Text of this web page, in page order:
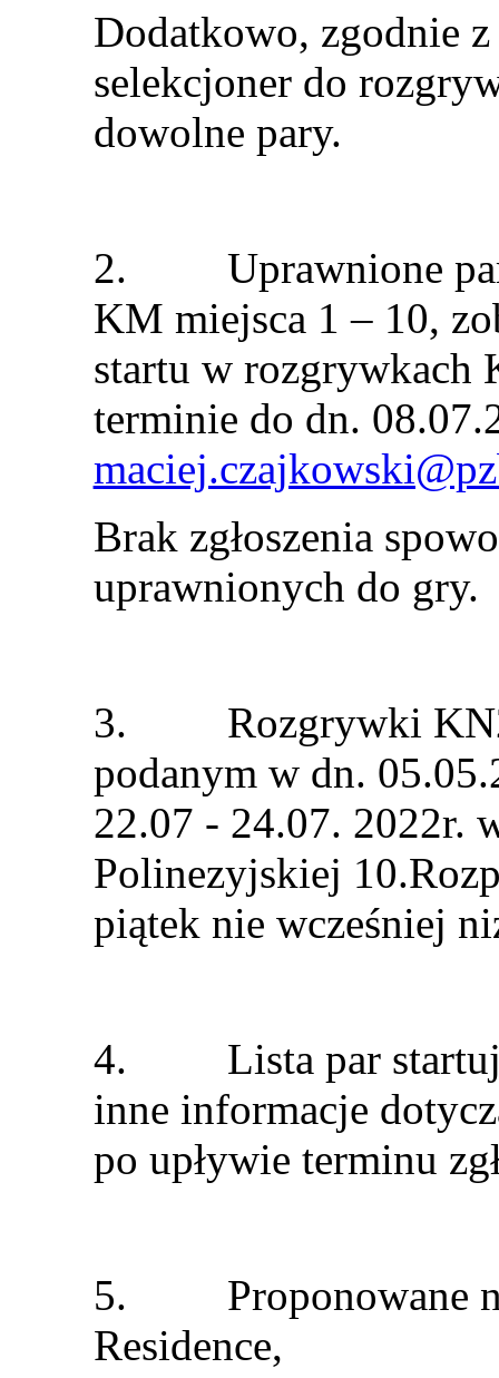
Dodatkowo, zgodnie
selekcjoner do
dowolne pary.
2. Uprawnione
KM miejsca 1 – 10,
startu w rozgrywkach
terminie do dn.
Brak zgłoszenia
uprawnionych do gry.
3. Rozgrywki KN2,
podanym w dn.
22.07 - 24.07. 2022r.
Polinezyjskiej
piątek nie wcześniej
4. Lista par
inne informacje
po upływie terminu
5. Proponowane
Residence,